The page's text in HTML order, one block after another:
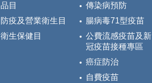
品目
防疫及營業衛生目
衛生保健目
傳染病預防
腸病毒71型疫苗
公費流感疫苗及新
冠疫苗接種專區
癌症防治
自費疫苗